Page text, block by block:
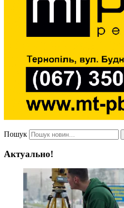
Пошук
Актуально!